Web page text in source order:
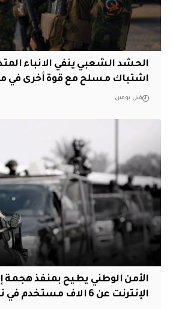
الحشد الشعبي ينفي الانباء
اشتباك مسلح مع قوة أخرى في
قبل يومين
الأمن الوطني يطيح بمنفذ هجمة
الإنترنت عن 6 الاف مستخدم في نينوى